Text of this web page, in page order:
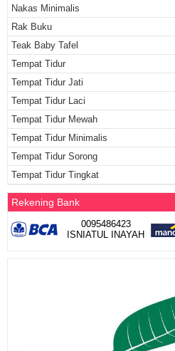
Nakas Minimalis
Rak Buku
Teak Baby Tafel
Tempat Tidur
Tempat Tidur Jati
Tempat Tidur Laci
Tempat Tidur Mewah
Tempat Tidur Minimalis
Tempat Tidur Sorong
Tempat Tidur Tingkat
Rekening Bank
0095486423
ISNIATUL INAYAH